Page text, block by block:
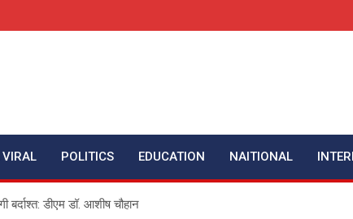
VIRAL POLITICS EDUCATION NAITIONAL
बर्दाश्त: डीएम डॉ. आशीष चौहान